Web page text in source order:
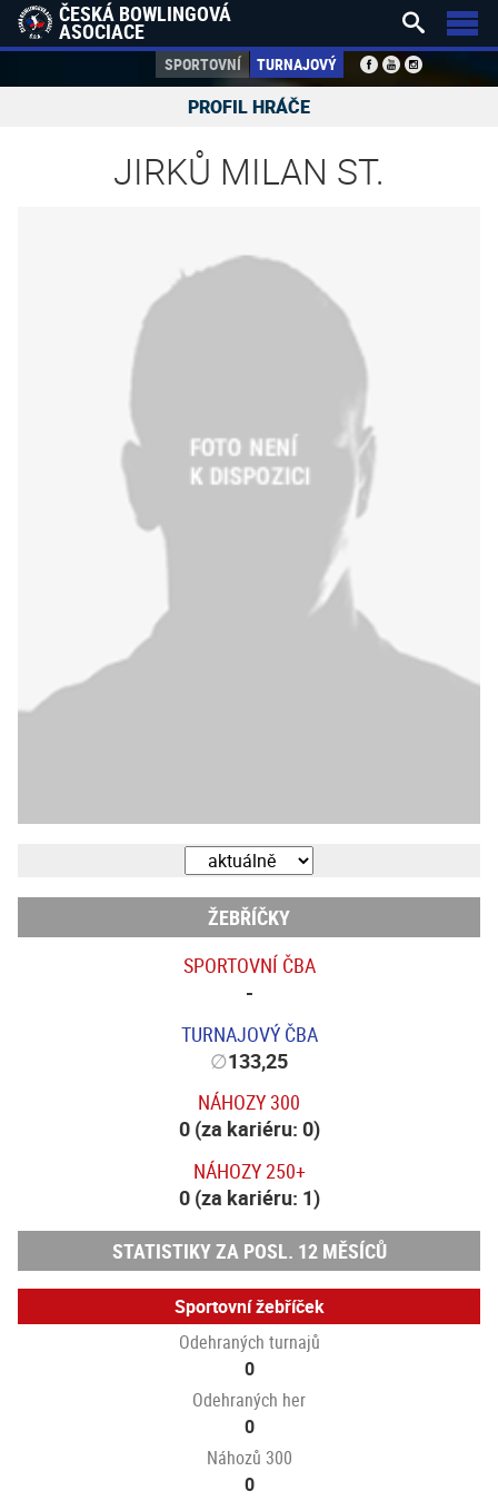
ČESKÁ BOWLINGOVÁ
ASOCIACE
SPORTOVNÍ TURNAJOVÝ
 
PROFIL HRÁČE
JIRKŮ MILAN ST.
ŽEBŘÍČKY
SPORTOVNÍ ČBA
-
TURNAJOVÝ ČBA
∅133,25
NÁHOZY 300
0 (za kariéru: 0)
NÁHOZY 250+
0 (za kariéru: 1)
STATISTIKY ZA POSL. 12 MĚSÍCŮ
Sportovní žebříček
Odehraných turnajů
0
Odehraných her
0
Náhozů 300
0